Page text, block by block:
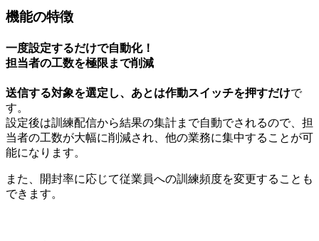
機能の特徴
一度設定するだけで自動化！
担当者の工数を極限まで削減
送信する対象を選定し、あとは作動スイッチを押すだけで
す。
設定後は訓練配信から結果の集計まで自動でされるので、担
当者の工数が大幅に削減され、他の業務に集中することが可
能になります。
また、開封率に応じて従業員への訓練頻度を変更することも
できます。